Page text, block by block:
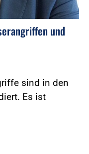
und
sind in den
Es ist